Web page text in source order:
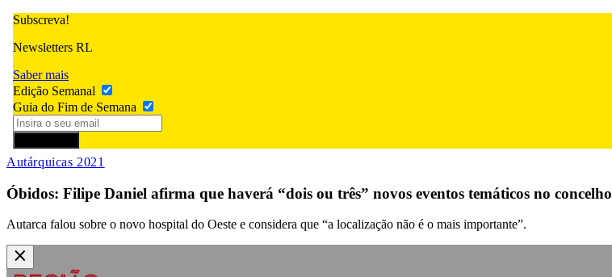
Subscreva!
Newsletters RL
Saber mais
Edição Semanal
Guia do Fim de Semana
Autárquicas 2021
Óbidos: Filipe Daniel afirma que haverá “dois ou três” novos eventos temáticos no concelho
Autarca falou sobre o novo hospital do Oeste e considera que “a localização não é o mais importante”.